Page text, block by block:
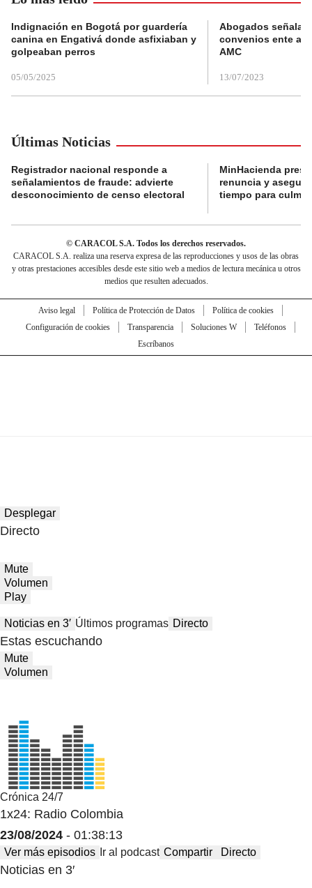
Indignación en Bogotá por guardería
canina en Engativá donde asfixiaban y
golpeaban perros
05/05/2025
Abogados
convenios ente
AMC
13/07/2023
Últimas Noticias
Registrador nacional responde a
señalamientos de fraude: advierte
desconocimiento de censo electoral
MinHacienda
renuncia y
tiempo para
© CARACOL S.A. Todos los derechos reservados.
CARACOL S.A. realiza una reserva expresa de las reproducciones y usos de las obras
y otras prestaciones accesibles desde este sitio web a medios de lectura mecánica u otros
medios que resulten adecuados.
Aviso legal Política de Protección de Datos
Política de cookies
Configuración de cookies
Transparencia Soluciones W
Teléfonos
Escríbanos
Desplegar
Directo
Mute
Volumen
Play
Noticias en 3′ Últimos programas Directo
Estas escuchando
Mute
Volumen
Crónica 24/7
1x24: Radio Colombia
23/08/2024 - 01:38:13
Ver más episodios Ir al podcast Compartir Directo
Noticias en 3′